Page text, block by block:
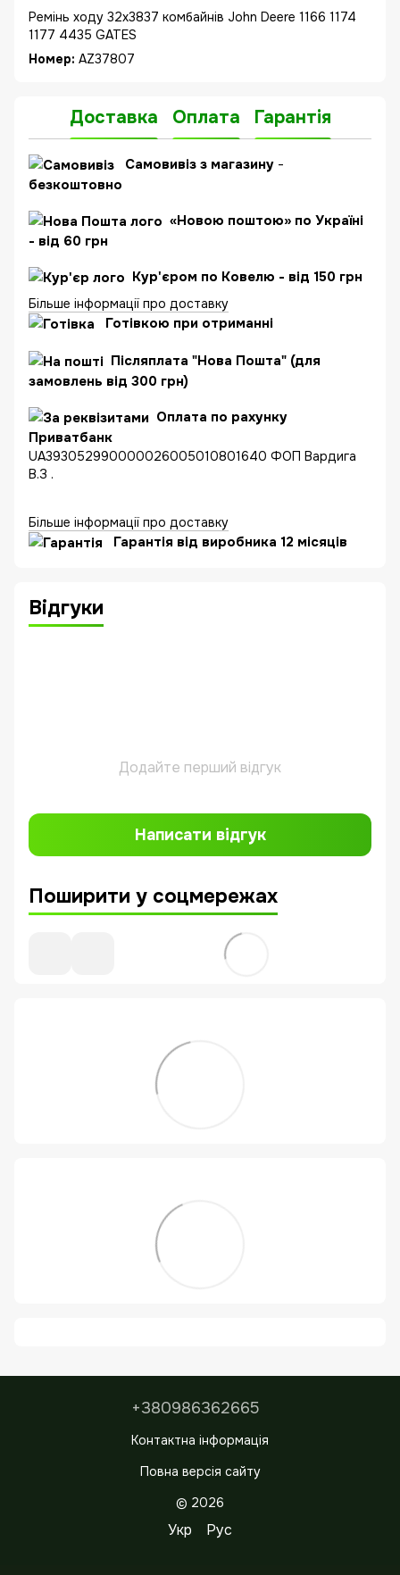
Ремінь ходу 32x3837 комбайнів John Deere 1166 1174
1177 4435 GATES
Номер: AZ37807
Доставка Оплата Гарантія
Самовивіз з магазину -
безкоштовно
«Новою поштою» по Україні
- від 60 грн
Кур'єром по Ковелю - від 150 грн
Більше інформації про доставку
Готівкою при отриманні
Післяплата "Нова Пошта" (для
замовлень від 300 грн)
Оплата по рахунку
Приватбанк
UA393052990000026005010801640 ФОП Вардига
В.З .
Більше інформації про доставку
Гарантія від виробника 12 місяців
Відгуки
Додайте перший відгук
Написати відгук
Поширити у соцмережах
+380986362665
Контактна інформація
Повна версія сайту
© 2026
Укр Рус